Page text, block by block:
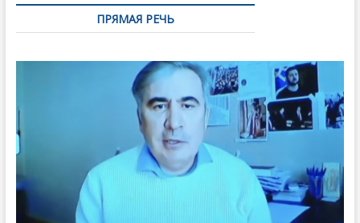
ПРЯМАЯ РЕЧЬ